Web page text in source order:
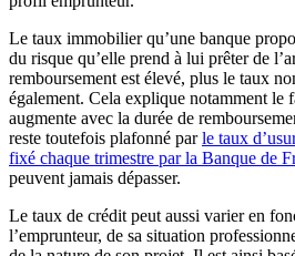
Le taux immobilier qu’une banque
du risque qu’elle prend à lui prêter de
remboursement est élevé, plus le taux
également. Cela explique notamment le
augmente avec la durée de
reste toutefois plafonné parle taux
fixé chaque trimestre par la Banque de
peuvent jamais dépasser.
Le taux de crédit peut aussi varier en
l’emprunteur, de sa situation